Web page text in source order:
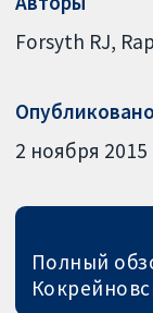
Forsyth RJ
Опубликовано
2 ноября 2015
Полный